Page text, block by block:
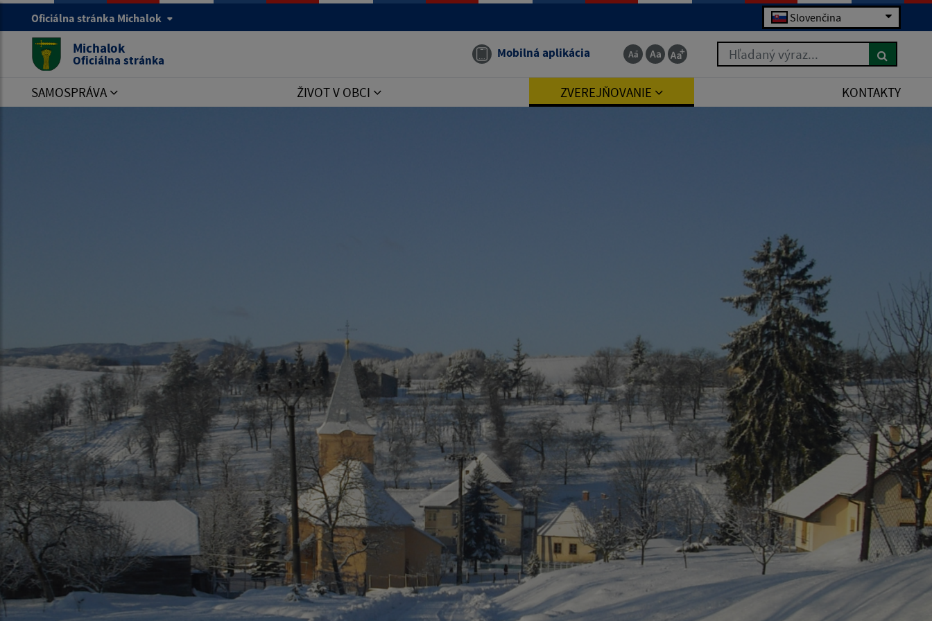
Oficiálna stránka Michalok Slovenčina
Michalok
Oficiálna stránka Mobilná aplikácia Hľadaný výraz...
SAMOSPRÁVA ŽIVOT V OBCI ZVEREJŇOVANIE KONTAKTY